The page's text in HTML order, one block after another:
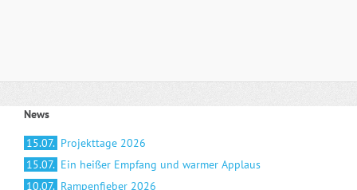
News
15.07. Projekttage 2026
15.07. Ein heißer Empfang und warmer Applaus
10.07. Rampenfieber 2026